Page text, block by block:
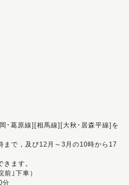
･葛原線][相馬線][大秋･居森平線]を
で，及び12月～3月の10時から17
きます。
前｣下車）
分